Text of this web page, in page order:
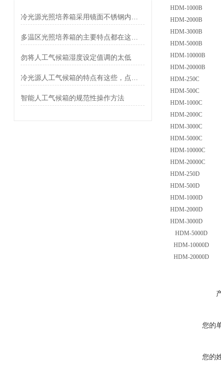
勿将人工气候箱湿度设定值调的太低
智能人工气候箱的规范性操作方法
HDM-1000B
HDM-2000B
HDM-3000B
HDM-5000B
HDM-10000B
HDM-20000B
HDM-250C
HDM-500C
HDM-1000C
HDM-2000C
HDM-3000C
HDM-5000C
HDM-10000C
HDM-20000C
HDM-250D
HDM-500D
HDM-1000D
HDM-2000D
HDM-3000D
HDM-5000D
HDM-10000D
HDM-20000D
您的
您的